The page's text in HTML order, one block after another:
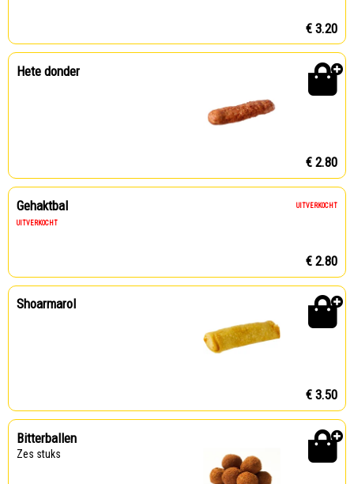
€ 3.20
Hete donder
€ 2.80
Gehaktbal
UITVERKOCHT
UITVERKOCHT
€ 2.80
Shoarmarol
€ 3.50
Bitterballen
Zes stuks